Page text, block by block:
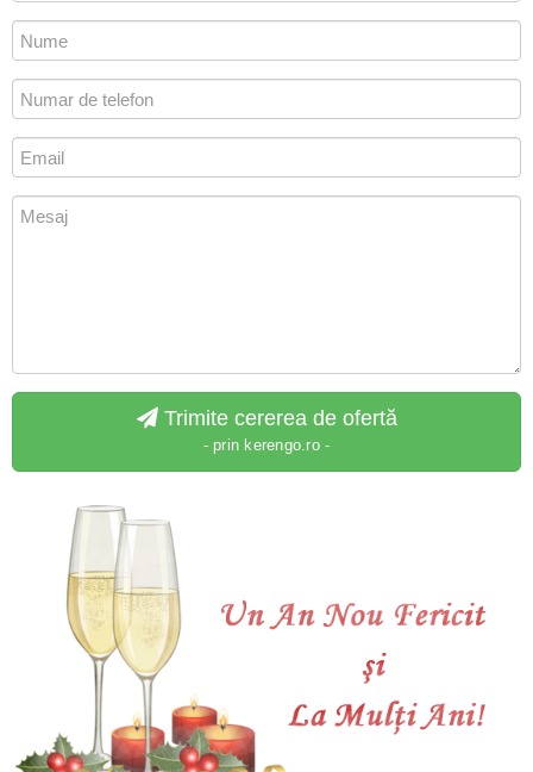
Trimite cererea de ofertă
- prin kerengo.ro -